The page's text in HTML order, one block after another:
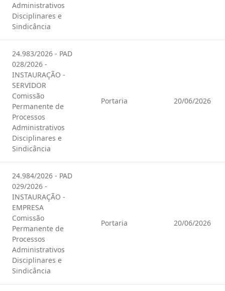
Administrativos
Disciplinares e
Sindicância
24.983/2026 - PAD
028/2026 -
INSTAURAÇÃO -
SERVIDOR
Comissão
Permanente de
Processos
Administrativos
Disciplinares e
Sindicância
Portaria 20/06/2026
24.984/2026 - PAD
029/2026 -
INSTAURAÇÃO -
EMPRESA
Comissão
Permanente de
Processos
Administrativos
Disciplinares e
Sindicância
Portaria 20/06/2026